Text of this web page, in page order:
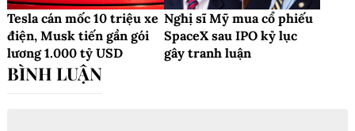
Tesla cán mốc 10 triệu xe
điện, Musk tiến gần gói
lương 1.000 tỷ USD
Nghị sĩ Mỹ mua cổ phiếu
SpaceX sau IPO kỷ lục
gây tranh luận